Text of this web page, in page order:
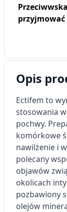
Opis
Ectifem to
stosowania
pochwy.
komórkowe
nawilżenie i
polecany
objawów
okolicach
pozbawiony
olejów